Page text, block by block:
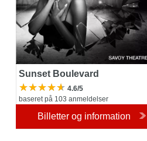
Sunset Boulevard
4.6/5
baseret på 103 anmeldelser
Billetter og information